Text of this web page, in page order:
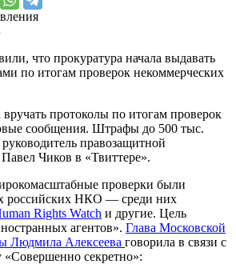
что прокуратура начала выдавать
по итогам проверок некоммерческих
вручать протоколы по итогам проверок
сообщения. Штрафы до 500 тыс.
правозащитной
Чиков в «Твиттере».
проверки были
российских НКО — среди них
Rights Watch и другие. Цель
агентов». Глава Московской
Людмила Алексеева говорила в связи с
«Совершенно секретно»: